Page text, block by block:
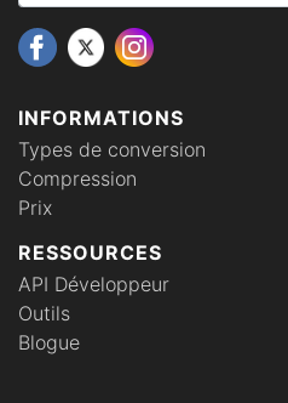
INFORMATIONS
Types de conversion
Compression
Prix
RESSOURCES
API Développeur
Outils
Blogue